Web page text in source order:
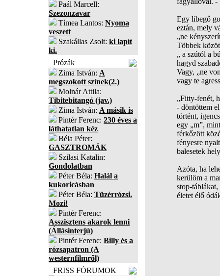
Paál Marcell:
Szezonzavar
Tímea Lantos: Nyoma
veszett
Szakállas Zsolt: ki lapít
ki.
Prózák
Zima István: A
megszokott színek(2.)
Molnár Attila:
Tibitebitangó (jav.)
Zima István: A másik is
Pintér Ferenc: 230 éves a
láthatatlan kéz
Béla Péter:
GASZTROMÁK
Szilasi Katalin:
Gondolatban
Péter Béla: Halál a
kukoricásban
Péter Béla: Tüzérrózsi,
Mozi!
Pintér Ferenc:
Asszisztens akarok lenni
(Állásinterjú)
Pintér Ferenc: Billy és a
rózsapatron (A
westernfilmről)
FRISS FÓRUMOK
Egy libegő
eztán, mely
„ne
Többek
„ a szútól a
hagyd
Vagy, „ne
vagy te
„Fitty-fenét,
- döntöttem
történt,
egy „m”,
férkőzött
fényesre
balesetek
Azóta, ha
kerülöm a
stop-
életet élő